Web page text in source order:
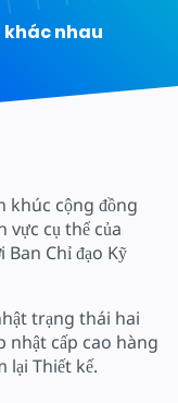
khác nhau
khúc cộng đồng
cụ thể của
Ban Chỉ đạo Kỹ
trạng thái hai
nhật cấp cao hàng
lại Thiết kế.